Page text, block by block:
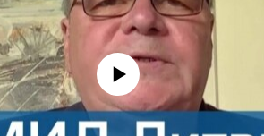
No media source currently available